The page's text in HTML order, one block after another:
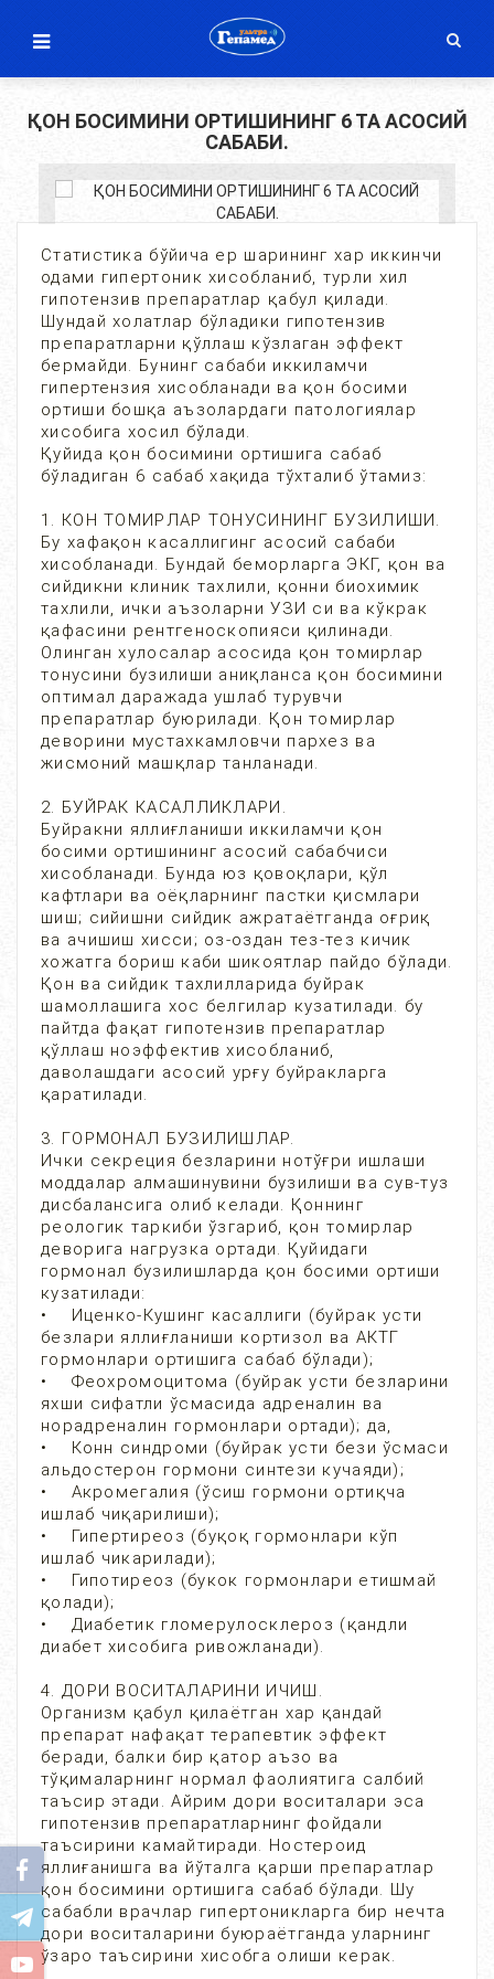
ҚОН БОСИМИНИ ОРТИШИНИНГ 6 ТА АСОСИЙ
САБАБИ.
Статистика бўйича ер шарининг хар иккинчи
одами гипертоник хисобланиб, турли хил
гипотензив препаратлар қабул қилади.
Шундай холатлар бўладики гипотензив
препаратларни қўллаш кўзлаган эффект
бермайди. Бунинг сабаби иккиламчи
гипертензия хисобланади ва қон босими
ортиши бошқа аъзолардаги патологиялар
хисобига хосил бўлади.
Қуйида қон босимини ортишига сабаб
бўладиган 6 сабаб хақида тўхталиб ўтамиз:
1. КОН ТОМИРЛАР ТОНУСИНИНГ БУЗИЛИШИ.
Бу хафақон касаллигинг асосий сабаби
хисобланади. Бундай беморларга ЭКГ, қон ва
сийдикни клиник тахлили, қонни биохимик
тахлили, ички аъзоларни УЗИ си ва кўкрак
қафасини рентгеноскопияси қилинади.
Олинган хулосалар асосида қон томирлар
тонусини бузилиши аниқланса қон босимини
оптимал даражада ушлаб турувчи
препаратлар буюрилади. Қон томирлар
деворини мустахкамловчи пархез ва
жисмоний машқлар танланади.
2. БУЙРАК КАСАЛЛИКЛАРИ.
Буйракни яллиғланиши иккиламчи қон
босими ортишининг асосий сабабчиси
хисобланади. Бунда юз қовоқлари, қўл
кафтлари ва оёқларнинг пастки қисмлари
шиш; сийишни сийдик ажратаётганда оғриқ
ва ачишиш хисси; оз-оздан тез-тез кичик
хожатга бориш каби шикоятлар пайдо бўлади.
Қон ва сийдик тахлилларида буйрак
шамоллашига хос белгилар кузатилади. бу
пайтда фақат гипотензив препаратлар
қўллаш ноэффектив хисобланиб,
даволашдаги асосий урғу буйракларга
қаратилади.
3. ГОРМОНАЛ БУЗИЛИШЛАР.
Ички секреция безларини нотўғри ишлаши
моддалар алмашинувини бузилиши ва сув-туз
дисбалансига олиб келади. Қоннинг
реологик таркиби ўзгариб, қон томирлар
деворига нагрузка ортади. Қуйидаги
гормонал бузилишларда қон босими ортиши
кузатилади:
• Иценко-Кушинг касаллиги (буйрак усти
безлари яллиғланиши кортизол ва АКТГ
гормонлари ортишига сабаб бўлади);
• Феохромоцитома (буйрак усти безларини
яхши сифатли ўсмасида адреналин ва
норадреналин гормонлари ортади); да,
• Конн синдроми (буйрак усти бези ўсмаси
альдостерон гормони синтези кучаяди);
• Акромегалия (ўсиш гормони ортиқча
ишлаб чиқарилиши);
• Гипертиреоз (буқоқ гормонлари кўп
ишлаб чикарилади);
• Гипотиреоз (букок гормонлари етишмай
қолади);
• Диабетик гломерулосклероз (қандли
диабет хисобига ривожланади).
4. ДОРИ ВОСИТАЛАРИНИ ИЧИШ.
Организм қабул қилаётган хар қандай
препарат нафақат терапевтик эффект
беради, балки бир қатор аъзо ва
тўқималарнинг нормал фаолиятига салбий
таъсир этади. Айрим дори воситалари эса
гипотензив препаратларнинг фойдали
таъсирини камайтиради. Ностероид
яллиғанишга ва йўталга қарши препаратлар
қон босимини ортишига сабаб бўлади. Шу
сабабли врачлар гипертоникларга бир нечта
дори воситаларини буюраётганда уларнинг
ўзаро таъсирини хисобга олиши керак.